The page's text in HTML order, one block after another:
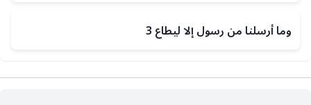
وما أرسلنا من رسول إلا ليطاع 3